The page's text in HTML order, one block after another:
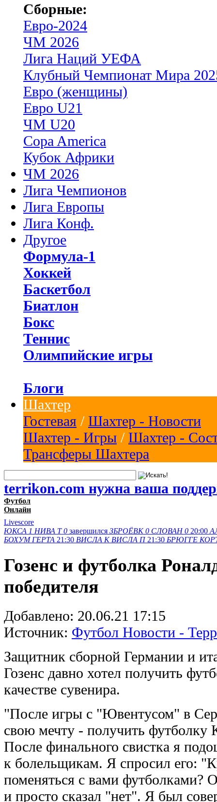
Сборные:
Евро-2024
ЧМ 2026
Лига Наций УЕФА
Клубный Чемпионат Мира
Евро (женщины)
Евро U21
ЧМ U20
Copa America
Кубок Африки
ЧМ 2026
Лига Чемпионов
Лига Европы
Лига Конф.
Другое
Формула-1
Хоккей
Баскетбол
Биатлон
Бокс
Теннис
Олимпийские игры
Блоги
Шахтер
Гостевая / Шахтер - Новости
Шахтер - Игры / Шахтер -
Трансферы Шахтера
terrikon.com нужна ваша
Футбол
Онлайн
Livescore
ЮКСА 1 НИВА Т 0 завершился ЗБРОЁВК 0 СЛОВАН 0 20:00
БОХУМ ГЕРТА 21:30 ВИСЛА K ВИСЛА П 21:30 БРЮГГЕ
Гозенс и футболка
победителя
Добавлено: 20.06.21 17:15
Источник: Футбол Новости -
Защитник сборной Германии и
Гозенс давно хотел получить
качестве сувенира.
"После игры с "Ювентусом" в
свою мечту - получить футболку
После финального свистка я
к болельщикам. Я спросил его:
поменяться с вами футболками?
и просто сказал "нет". Я был